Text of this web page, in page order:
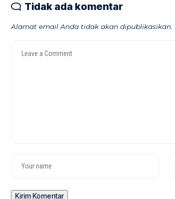
Tidak ada komentar
Alamat email Anda tidak akan dipublikasikan.